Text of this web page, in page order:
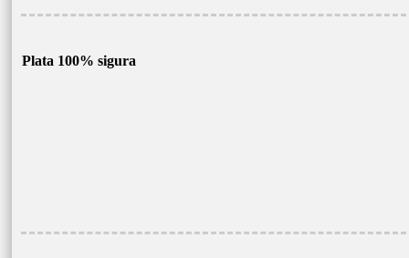
Plata 100% sigura